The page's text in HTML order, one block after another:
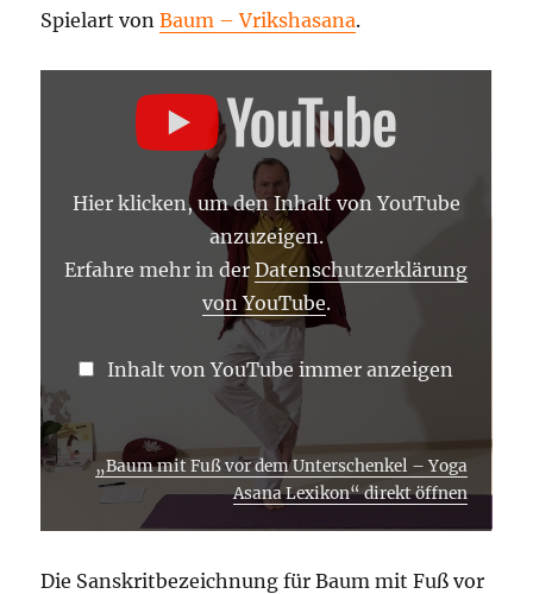
Spielart vonBaum – Vrikshasana.
„BAUM
NTERSCHENKEL –
OGA A
ON Y
Hier klicken, um den Inhalt von YouTube
anzuzeigen.
Erfahre mehr in derDatenschutzerklärung
von YouTube.
Inhalt von YouTube immer anzeigen
„Baum mit Fuß vor dem Unterschenkel – Yoga
Asana Lexikon“ direkt öffnen
Die Sanskritbezeichnung für Baum mit Fuß vor